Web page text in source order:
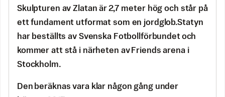
Skulpturen av Zlatan är 2,7 meter hög och står på
ett fundament utformat som en jordglob.Statyn
har beställts av Svenska Fotbollförbundet och
kommer att stå i närheten av Friends arena i
Stockholm.
Den beräknas vara klar någon gång under